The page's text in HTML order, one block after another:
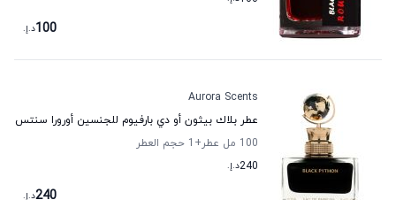
100د.إ.
Aurora Scents
عطر بلاك بيثون أو دي بارفيوم للجنسين أورورا سنتس
100 مل عطر
+1
حجم العطر
240د.إ.
240د.إ.